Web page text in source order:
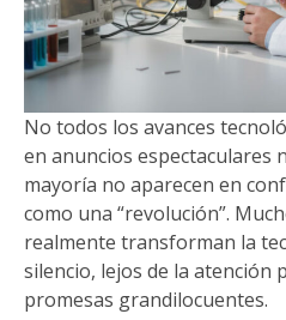
No todos los avances
en anuncios espectaculares
mayoría no aparecen en
como una “revolución”.
realmente transforman la
silencio, lejos de la atención
promesas grandilocuentes.